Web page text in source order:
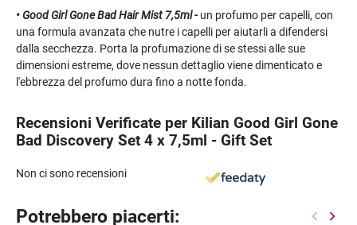
• Good Girl Gone Bad Hair Mist 7,5ml - un profumo per capelli, con
una formula avanzata che nutre i capelli per aiutarli a difendersi
dalla secchezza. Porta la profumazione di se stessi alle sue
dimensioni estreme, dove nessun dettaglio viene dimenticato e
l'ebbrezza del profumo dura fino a notte fonda.
Recensioni Verificate per Kilian Good Girl Gone
Bad Discovery Set 4 x 7,5ml - Gift Set
Non ci sono recensioni
Potrebbero piacerti: